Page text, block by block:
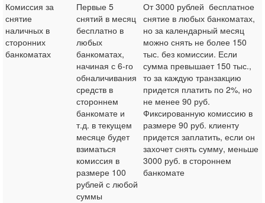
Комиссия за
снятие
наличных в
сторонних
банкоматах
Первые 5
снятий в месяц
бесплатно в
любых
банкоматах,
начиная с 6-го
обналичивания
средств в
стороннем
банкомате и
т.д. в текущем
месяце будет
взиматься
комиссия в
размере 100
рублей с любой
суммы
От 3000 рублей бесплатное
снятие в любых банкоматах,
но за календарный месяц
можно снять не более 150
тыс. без комиссии. Если
сумма превышает 150 тыс.,
то за каждую транзакцию
придется платить по 2%, но
не менее 90 руб.
Фиксированную комиссию в
размере 90 руб. клиенту
придется заплатить, если он
захочет снять сумму, меньше
3000 руб. в стороннем
банкомате